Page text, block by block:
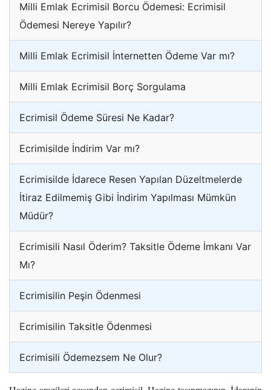
Milli Emlak Ecrimisil Borcu Ödemesi: Ecrimisil
Ödemesi Nereye Yapılır?
Milli Emlak Ecrimisil İnternetten Ödeme Var mı?
Milli Emlak Ecrimisil Borç Sorgulama
Ecrimisil Ödeme Süresi Ne Kadar?
Ecrimisilde İndirim Var mı?
Ecrimisilde İdarece Resen Yapılan Düzeltmelerde
İtiraz Edilmemiş Gibi İndirim Yapılması Mümkün
Müdür?
Ecrimisili Nasıl Öderim? Taksitle Ödeme İmkanı Var
Mı?
Ecrimisilin Peşin Ödenmesi
Ecrimisilin Taksitle Ödenmesi
Ecrimisili Ödemezsem Ne Olur?